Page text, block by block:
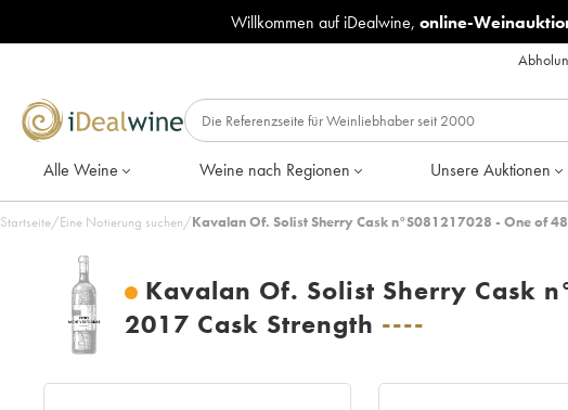
Willkommen auf iDealwine, online-
Alle Weine Weine nach Regionen Unsere Auktionen
Startseite/Eine Notierung suchen/Kavalan Of. Solist Sherry Cask n°S081217028 - One of
Kavalan Of. Solist Sherry Cask
2017 Cask Strength ----